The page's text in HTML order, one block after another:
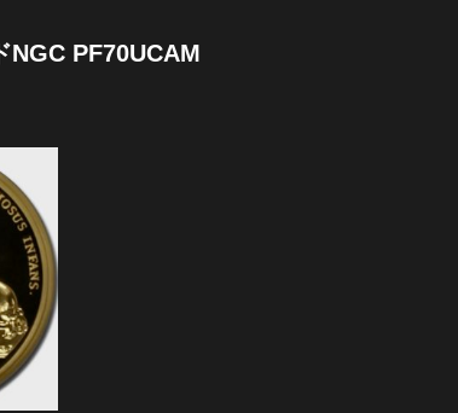
NGC PF70UCAM